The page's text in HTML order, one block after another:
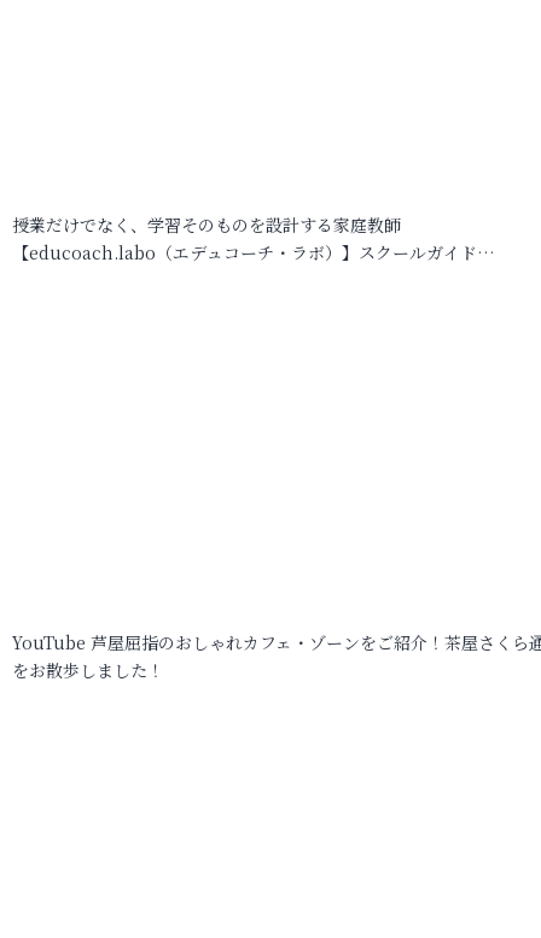
授業だけでなく、学習そのものを設計する家庭教師
【educoach.labo（エデュコーチ・ラボ）】スクールガイド…
YouTube 芦屋屈指のおしゃれカフェ・ゾーンをご紹介！茶屋さくら
をお散歩しました！